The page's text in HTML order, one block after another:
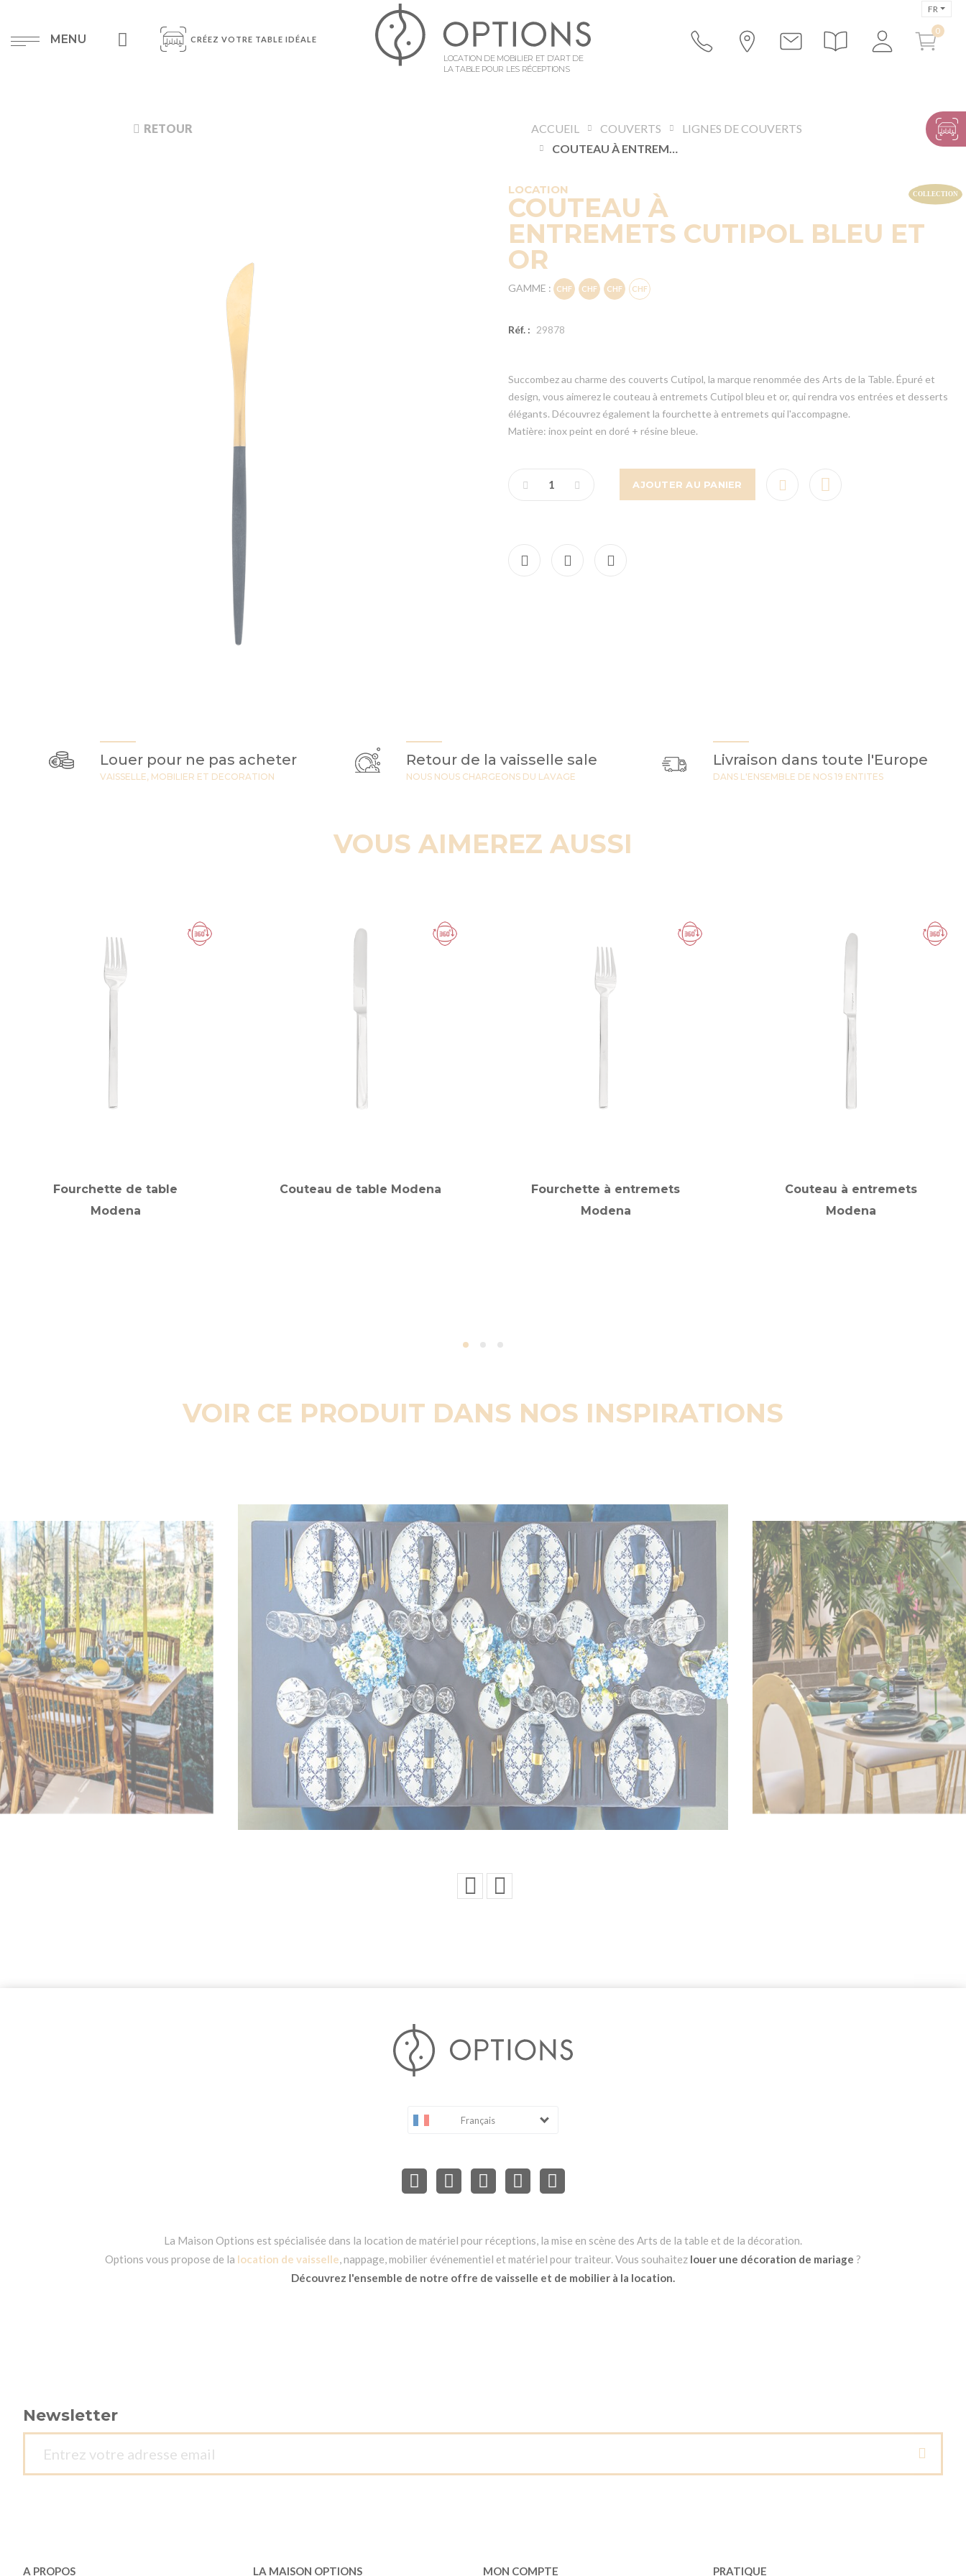
MENU CRÉEZ VOTRE TABLE IDÉALE
LOCATION DE MOBILIER ET D’ART DE
LA TABLE POUR LES RÉCEPTIONS
FR
RETOUR ACCUEIL COUVERTS
LIGNES DE COUVERTS
COUTEAU À ENTREMETS CUTIPOL BLEU ET OR
LOCATION
COUTEAU À
ENTREMETS CUTIPOL BLEU ET
OR
GAMME :
Réf. : 29878
Succombez au charme des couverts Cutipol, la marque renommée des Arts de la Table. Épuré et
design, vous aimerez le couteau à entremets Cutipol bleu et or, qui rendra vos entrées et desserts
élégants. Découvrez également la fourchette à entremets qui l'accompagne.
Matière: inox peint en doré + résine bleue.
AJOUTER AU PANIER
Louer pour ne pas acheter
VAISSELLE, MOBILIER ET DECORATION
Retour de la vaisselle sale
NOUS NOUS CHARGEONS DU LAVAGE
Livraison dans toute l'Europe
DANS L'ENSEMBLE DE NOS 19 ENTITES
VOUS AIMEREZ AUSSI
Fourchette de table
Modena
Couteau de table Modena
Fourchette à entremets
Modena
Couteau à entremets
Modena
VOIR CE PRODUIT DANS NOS INSPIRATIONS
Français
La Maison Options est spécialisée dans la location de matériel pour réceptions, la mise en scène des Arts de la table et de la décoration.
Options vous propose de la location de vaisselle, nappage, mobilier événementiel et matériel pour traiteur. Vous souhaitez louer une décoration de mariage ?
Découvrez l'ensemble de notre offre de vaisselle et de mobilier à la location.
Newsletter
A PROPOS LA MAISON OPTIONS MON COMPTE PRATIQUE